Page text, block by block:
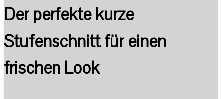
Der perfekte kurze
Stufenschnitt für einen
frischen Look